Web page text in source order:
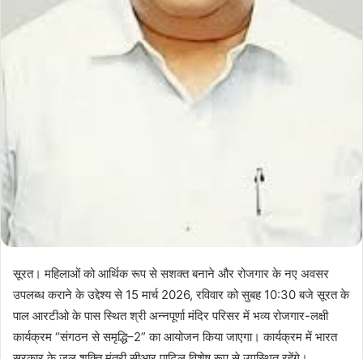
सूरत। महिलाओं को आर्थिक रूप से सशक्त बनाने और रोजगार के नए अवसर
उपलब्ध कराने के उद्देश्य से 15 मार्च 2026, रविवार को सुबह 10:30 बजे सूरत के
पाल आरटीओ के पास स्थित श्री अन्नपूर्णा मंदिर परिसर में भव्य रोजगार-लक्षी
कार्यक्रम “संगठन से समृद्धि–2” का आयोजन किया जाएगा। कार्यक्रम में भारत